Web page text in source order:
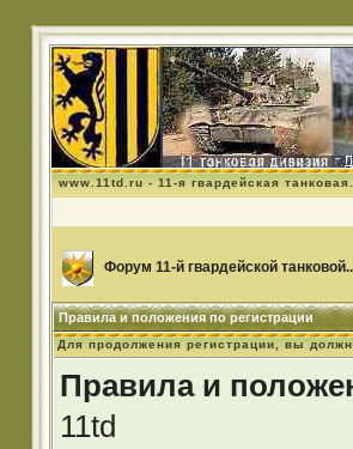
www.11td.ru - 11-я гвардейская
Форум 11-й гвардейской
Правила и положения по регистрации
Для продолжения регистрации, вы
Правила и
11td